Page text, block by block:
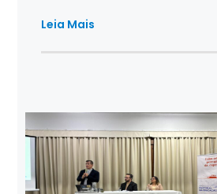
Leia Mais